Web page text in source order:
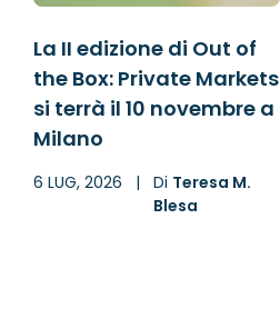
La II edizione di Out of
the Box: Private Markets
si terrà il 10 novembre a
Milano
6 LUG, 2026 | Di Teresa M.
Blesa